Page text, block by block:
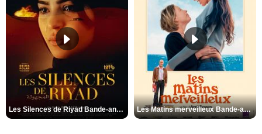
Les Silences de Riyad Bande-annonce VO STFR Les Matins merveilleux Bande-annonce VF